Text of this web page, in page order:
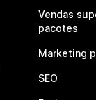
Vendas
pacotes
Marketing
SEO